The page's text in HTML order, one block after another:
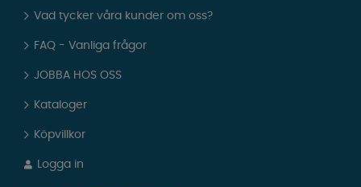
Vad tycker våra kunder om oss?
FAQ - Vanliga frågor
JOBBA HOS OSS
Kataloger
Köpvillkor
Logga in